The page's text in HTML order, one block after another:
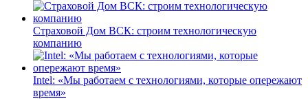
Страховой Дом ВСК: строим технологическую
компанию
Intel: «Мы работаем с технологиями, которые опережают
время»